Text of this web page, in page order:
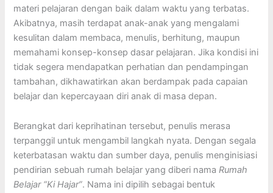
materi pelajaran dengan baik dalam waktu yang terbatas.
Akibatnya, masih terdapat anak-anak yang mengalami
kesulitan dalam membaca, menulis, berhitung, maupun
memahami konsep-konsep dasar pelajaran. Jika kondisi ini
tidak segera mendapatkan perhatian dan pendampingan
tambahan, dikhawatirkan akan berdampak pada capaian
belajar dan kepercayaan diri anak di masa depan.
Berangkat dari keprihatinan tersebut, penulis merasa
terpanggil untuk mengambil langkah nyata. Dengan segala
keterbatasan waktu dan sumber daya, penulis menginisiasi
pendirian sebuah rumah belajar yang diberi namaRumah
Belajar “Ki Hajar”. Nama ini dipilih sebagai bentuk